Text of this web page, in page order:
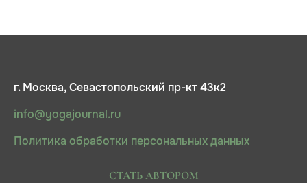
г. Москва, Севастопольский пр-кт 43к2
info@yogajournal.ru
Политика обработки персональных данных
СТАТЬ АВТОРОМ